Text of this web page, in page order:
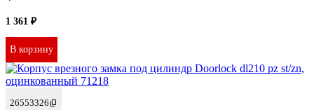
1 361 ₽
В корзину
26553326